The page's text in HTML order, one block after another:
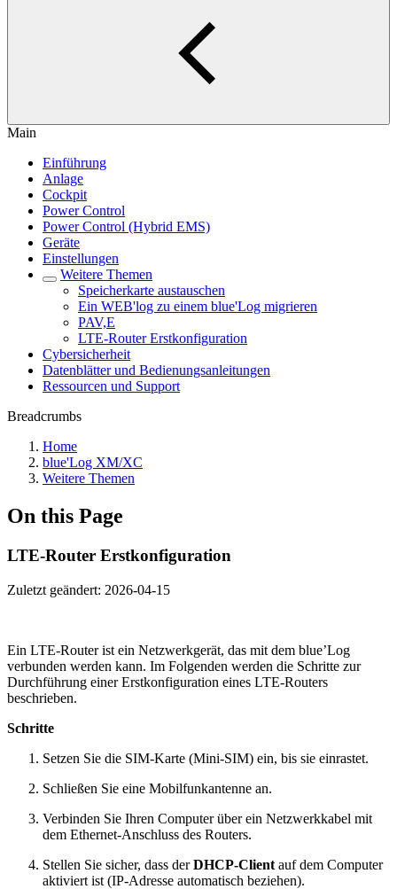
Main
Einführung
Anlage
Cockpit
Power Control
Power Control (Hybrid EMS)
Geräte
Einstellungen
Weitere Themen
Speicherkarte austauschen
Ein WEB'log zu einem blue'Log migrieren
PAV,E
LTE-Router Erstkonfiguration
Cybersicherheit
Datenblätter und Bedienungsanleitungen
Ressourcen und Support
Breadcrumbs
Home
blue'Log XM/XC
Weitere Themen
On this Page
LTE-Router Erstkonfiguration
Zuletzt geändert: 2026-04-15
Ein LTE-Router ist ein Netzwerkgerät, das mit dem blue’Log
verbunden werden kann. Im Folgenden werden die Schritte zur
Durchführung einer Erstkonfiguration eines LTE-Routers
beschrieben.
Schritte
Setzen Sie die SIM-Karte (Mini-SIM) ein, bis sie einrastet.
Schließen Sie eine Mobilfunkantenne an.
Verbinden Sie Ihren Computer über ein Netzwerkkabel mit
dem Ethernet-Anschluss des Routers.
Stellen Sie sicher, dass derDHCP-Client auf dem Computer
aktiviert ist (IP-Adresse automatisch beziehen).